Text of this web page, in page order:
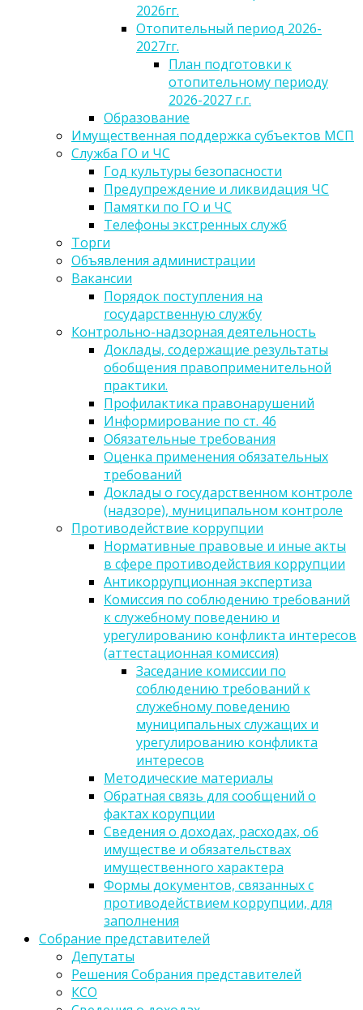
2026гг.
Отопительный период 2026-
2027гг.
План подготовки к
отопительному периоду
2026-2027 г.г.
Образование
Имущественная поддержка субъектов МСП
Служба ГО и ЧС
Год культуры безопасности
Предупреждение и ликвидация ЧС
Памятки по ГО и ЧС
Телефоны экстренных служб
Торги
Объявления администрации
Вакансии
Порядок поступления на
государственную службу
Контрольно-надзорная деятельность
Доклады, содержащие результаты
обобщения правоприменительной
практики.
Профилактика правонарушений
Информирование по ст. 46
Обязательные требования
Оценка применения обязательных
требований
Доклады о государственном контроле
(надзоре), муниципальном контроле
Противодействие коррупции
Нормативные правовые и иные акты
в сфере противодействия коррупции
Антикоррупционная экспертиза
Комиссия по соблюдению требований
к служебному поведению и
урегулированию конфликта интересов
(аттестационная комиссия)
Заседание комиссии по
соблюдению требований к
служебному поведению
муниципальных служащих и
урегулированию конфликта
интересов
Методические материалы
Обратная связь для сообщений о
фактах корупции
Сведения о доходах, расходах, об
имуществе и обязательствах
имущественного характера
Формы документов, связанных с
противодействием коррупции, для
заполнения
Собрание представителей
Депутаты
Решения Собрания представителей
КСО